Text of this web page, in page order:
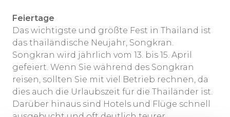
Feiertage
Das wichtigste und größte Fest in Thailand ist
das thailändische Neujahr, Songkran.
Songkran wird jährlich vom 13. bis 15. April
gefeiert. Wenn Sie während des Songkran
reisen, sollten Sie mit viel Betrieb rechnen, da
dies auch die Urlaubszeit für die Thailänder ist.
Darüber hinaus sind Hotels und Flüge schnell